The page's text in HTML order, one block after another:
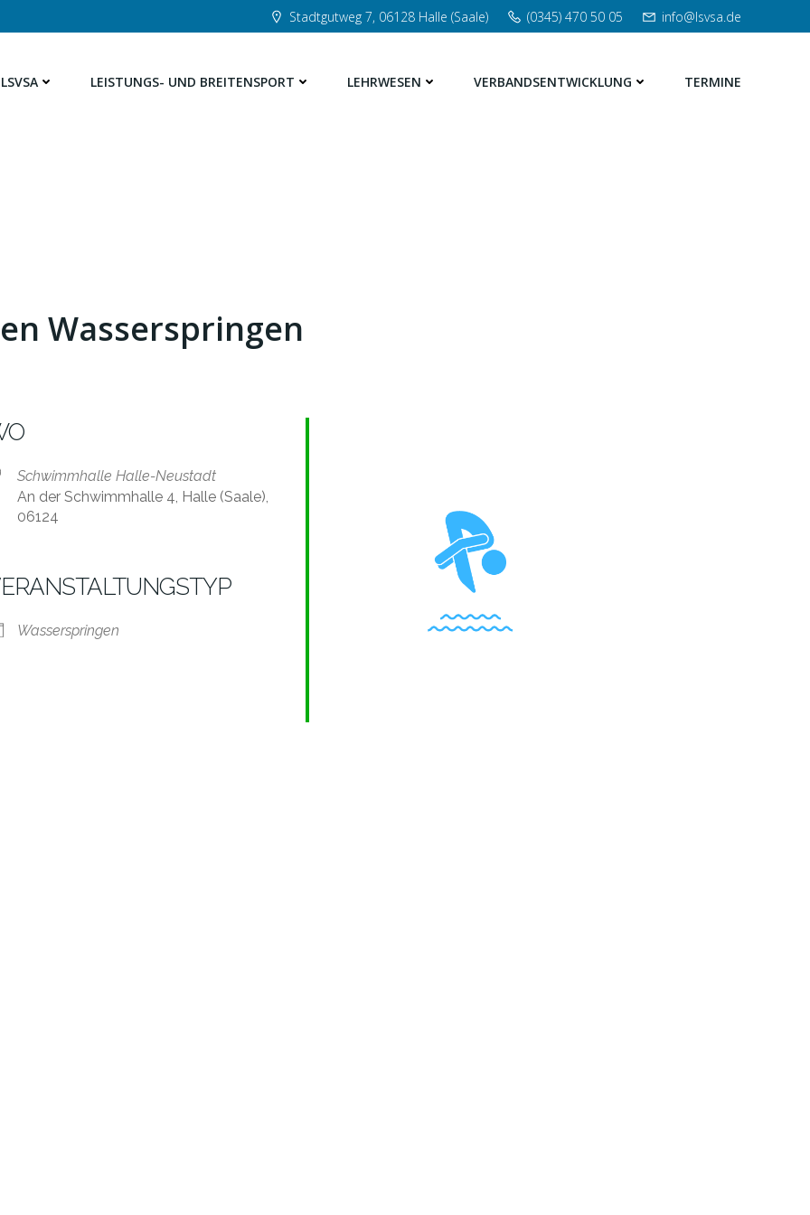
Stadtgutweg 7, 06128 Halle (Saale) (0345) 470 50 05 info@lsvsa.de
LSVSA LEISTUNGS- UND BREITENSPORT LEHRWESEN VERBANDSENTWICKLUNG TERMINE
Wasserspringen
iCalendar Office 365
Schwimmhalle Halle-Neustadt
An der Schwimmhalle 4, Halle (Saale),
06124
Wasserspringen